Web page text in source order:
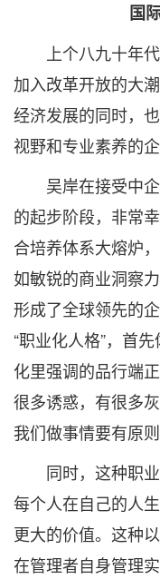
国
上个八九十年
加入改革开放的大
经济发展的同时，
视野和专业素养的
吴岸在接受中
的起步阶段，非常
合培养体系大熔炉
如敏锐的商业洞察
形成了全球领先的
“职业化人格”，首
化里强调的品行端
很多诱惑，有很多
我们做事情要有原
同时，这种职
每个人在自己的人
更大的价值。这种
在管理者自身管理